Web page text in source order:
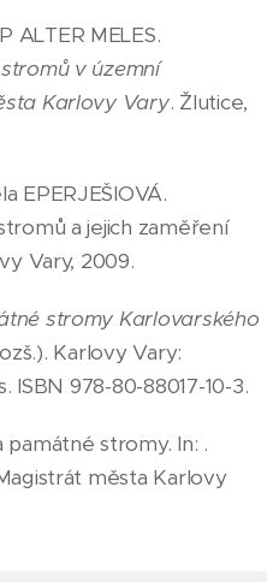
ALTER MELES.
v územní
Karlovy Vary. Žlutice,
EPERJEŠIOVÁ.
a jejich zaměření
Vary, 2009.
stromy Karlovarského
Karlovy Vary:
ISBN 978-80-88017-10-3.
stromy. In: .
města Karlovy